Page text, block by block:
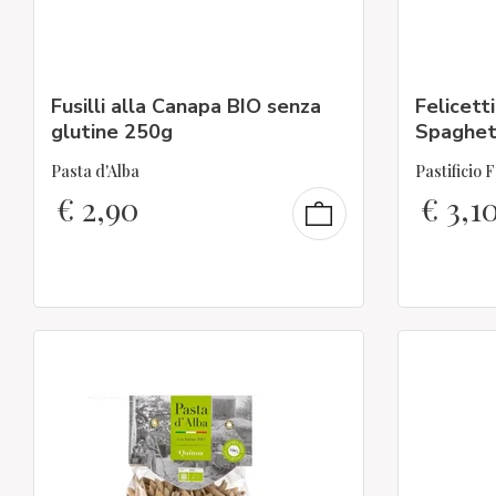
Fusilli alla Canapa BIO senza
glutine 250g
Pasta d'Alba
€ 2,90
Pastificio
€